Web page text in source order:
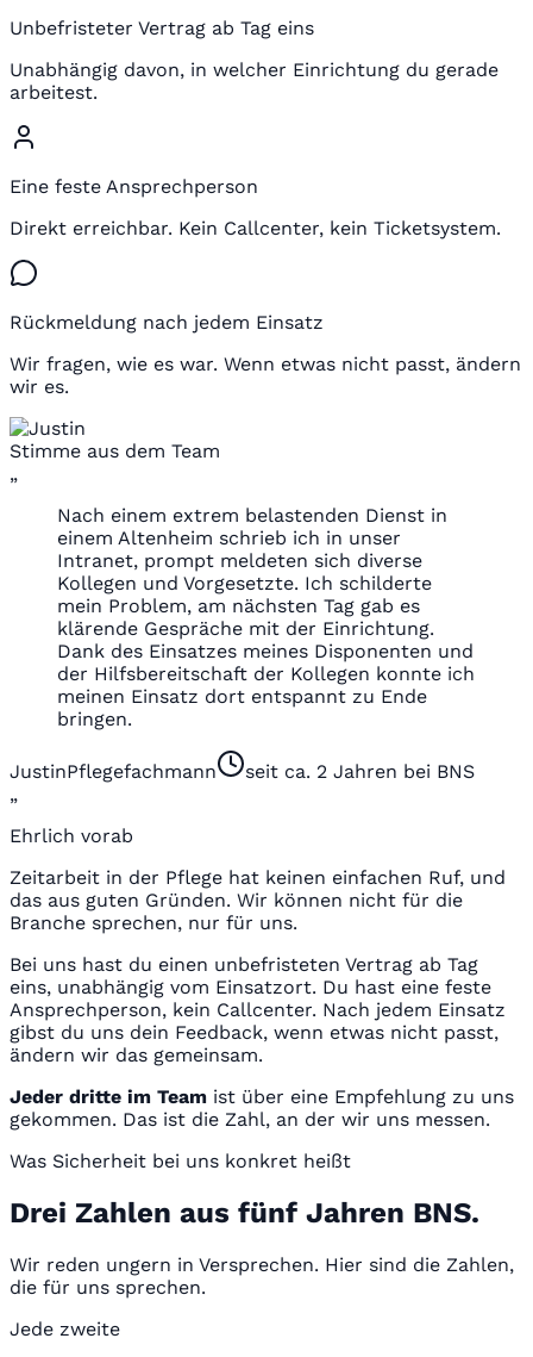
Unbefristeter Vertrag ab Tag eins
Unabhängig davon, in welcher Einrichtung du gerade
arbeitest.
Eine feste Ansprechperson
Direkt erreichbar. Kein Callcenter, kein Ticketsystem.
Rückmeldung nach jedem Einsatz
Wir fragen, wie es war. Wenn etwas nicht passt, ändern
wir es.
Stimme aus dem Team
„
Nach einem extrem belastenden Dienst in
einem Altenheim schrieb ich in unser
Intranet, prompt meldeten sich diverse
Kollegen und Vorgesetzte. Ich schilderte
mein Problem, am nächsten Tag gab es
klärende Gespräche mit der Einrichtung.
Dank des Einsatzes meines Disponenten und
der Hilfsbereitschaft der Kollegen konnte ich
meinen Einsatz dort entspannt zu Ende
bringen.
JustinPflegefachmann
seit ca. 2 Jahren bei BNS
„
Ehrlich vorab
Zeitarbeit in der Pflege hat keinen einfachen Ruf, und
das aus guten Gründen. Wir können nicht für die
Branche sprechen, nur für uns.
Bei uns hast du einen unbefristeten Vertrag ab Tag
eins, unabhängig vom Einsatzort. Du hast eine feste
Ansprechperson, kein Callcenter. Nach jedem Einsatz
gibst du uns dein Feedback, wenn etwas nicht passt,
ändern wir das gemeinsam.
Jeder dritte im Team ist über eine Empfehlung zu uns
gekommen. Das ist die Zahl, an der wir uns messen.
Was Sicherheit bei uns konkret heißt
Drei Zahlen aus fünf Jahren BNS.
Wir reden ungern in Versprechen. Hier sind die Zahlen,
die für uns sprechen.
Jede zweite